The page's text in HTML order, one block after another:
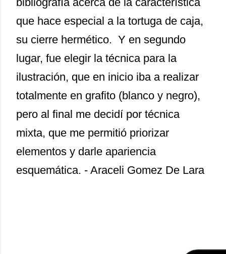
que hace especial a la tortuga de caja,
su cierre hermético. Y en segundo
lugar, fue elegir la técnica para la
ilustración, que en inicio iba a realizar
totalmente en grafito (blanco y negro),
pero al final me decidí por técnica
mixta, que me permitió priorizar
elementos y darle apariencia
esquemática. - Araceli Gomez De Lara